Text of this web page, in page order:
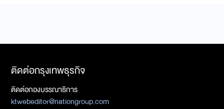
ติดต่อกรุงเทพธุรกิจ
ติดต่อกองบรรณาธิการ
ktwebeditor@nationgroup.com